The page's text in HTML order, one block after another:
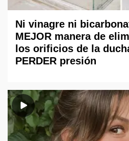
Ni vinagre ni
MEJOR manera de
los orificios de la
PERDER presión